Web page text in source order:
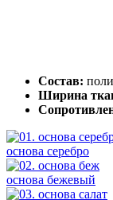
Состав:
Ширина
основа серебро
основа бежевый